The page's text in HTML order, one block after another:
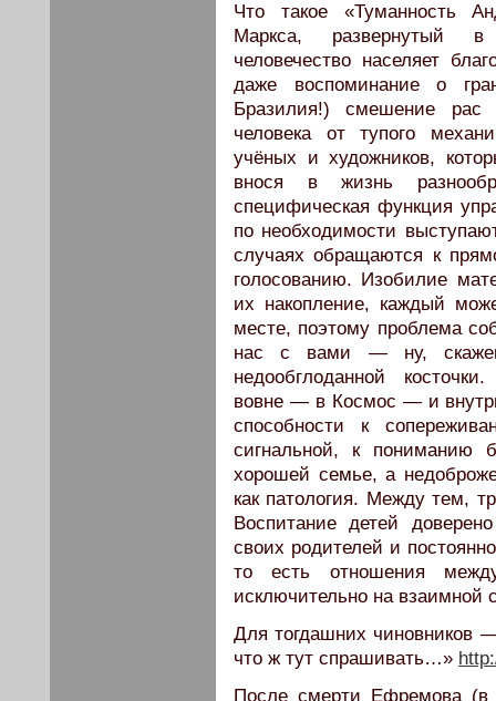
Что такое «Туманность
Маркса, развернутый
человечество населяет
даже воспоминание о
Бразилия!) смешение рас
человека от тупого
учёных и художников,
внося в жизнь
специфическая функция
по необходимости
случаях обращаются к
голосованию. Изобилие
их накопление, каждый
месте, поэтому проблема
нас с вами — ну,
недообглоданной
вовне — в Космос — и
способности к
сигнальной, к
хорошей семье, а
как патология. Между тем,
Воспитание детей
своих родителей и
то есть отношения
исключительно на взаимной
Для тогдашних чиновников
что ж тут спрашивать…»
После смерти Ефремова (в